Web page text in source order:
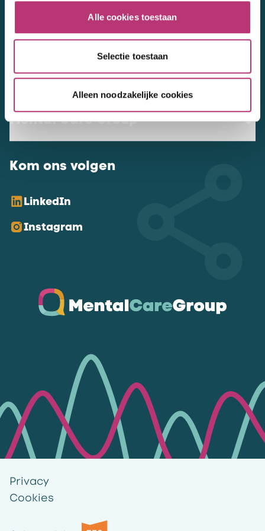
Alle cookies toestaan
Selectie toestaan
Alleen noodzakelijke cookies
NL Mental Care Group B.V.
Vacatures
Mental Care Group
Kom ons volgen
LinkedIn
Instagram
Privacy
Cookies